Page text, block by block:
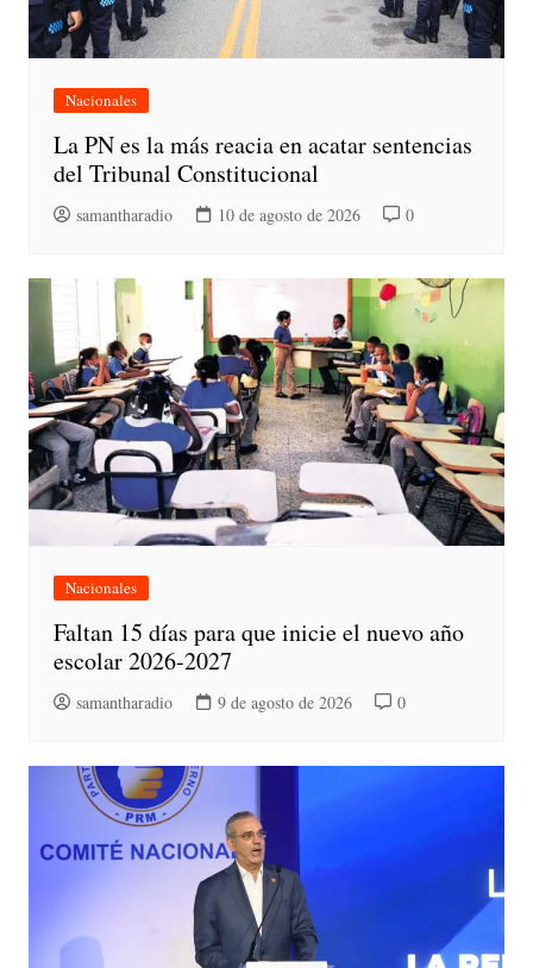
Nacionales
La PN es la más reacia en acatar sentencias
del Tribunal Constitucional
samantharadio 10 de agosto de 2026 0
Nacionales
Faltan 15 días para que inicie el nuevo año
escolar 2026-2027
samantharadio 9 de agosto de 2026 0